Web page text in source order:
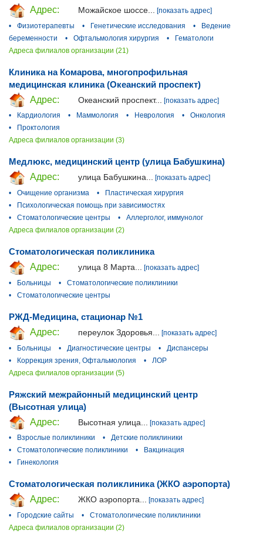
Адрес:
Можайское шоссе...
[показать адрес]
•
Физиотерапевты • Генетические исследования •
Ведение
беременности
• Офтальмология хирургия •
Гематологи
Адреса филиалов организации (21)
Клиника на Комарова, многопрофильная
медицинская клиника (Океанский проспект)
Адрес:
Океанский проспект...
[показать адрес]
•
Кардиология • Маммология • Неврология •
Онкология
•
Проктология
Адреса филиалов организации (3)
Медлюкс, медицинский центр (улица Бабушкина)
Адрес:
улица Бабушкина... [показать адрес]
•
Очищение организма •
Пластическая хирургия
•
Психологическая помощь при зависимостях
•
Стоматологические центры •
Аллерголог, иммунолог
Адреса филиалов организации (2)
Стоматологическая поликлиника
Адрес:
улица 8 Марта...
[показать адрес]
•
Больницы •
Стоматологические поликлиники
•
Стоматологические центры
РЖД-Медицина, стационар №1
Адрес:
переулок Здоровья...
[показать адрес]
•
Больницы • Диагностические центры •
Диспансеры
•
Коррекция зрения, Офтальмология •
ЛОР
Адреса филиалов организации (5)
Ряжский межрайонный медицинский центр
(Высотная улица)
Адрес:
Высотная улица...
[показать адрес]
•
Взрослые поликлиники •
Детские поликлиники
•
Стоматологические поликлиники •
Вакцинация
•
Гинекология
Стоматологическая поликлиника (ЖКО аэропорта)
Адрес:
ЖКО аэропорта... [показать адрес]
•
Городские сайты •
Стоматологические поликлиники
Адреса филиалов организации (2)